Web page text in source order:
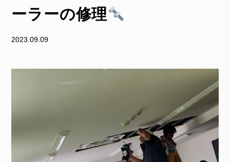
ーラーの修理
2023.09.09